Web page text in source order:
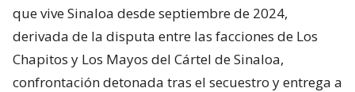
que vive Sinaloa desde septiembre de 2024,
derivada de la disputa entre las facciones de Los
Chapitos y Los Mayos del Cártel de Sinaloa,
confrontación detonada tras el secuestro y entrega a